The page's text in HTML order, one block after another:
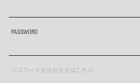
PASSWORD
パスワードを忘れた方はこちら